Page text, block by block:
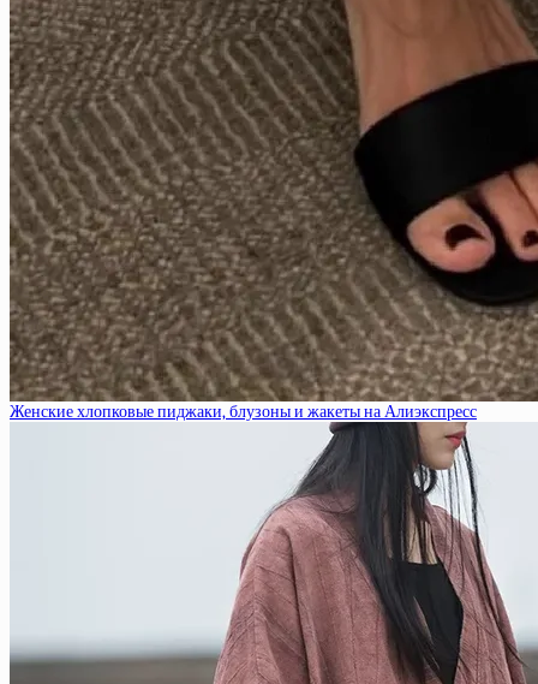
Женские хлопковые пиджаки, блузоны и жакеты на Алиэкспресс